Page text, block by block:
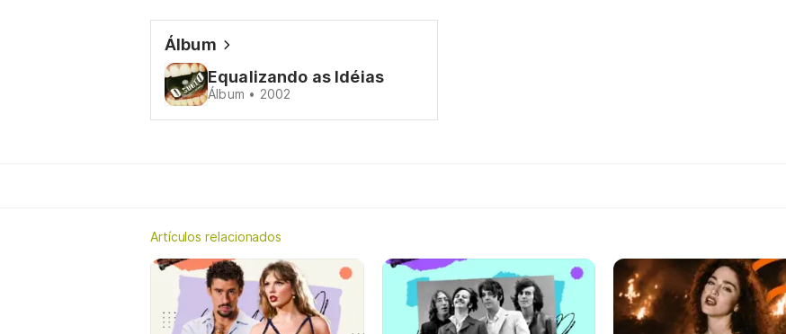
Álbum
Equalizando as Idéias
Álbum • 2002
Artículos relacionados